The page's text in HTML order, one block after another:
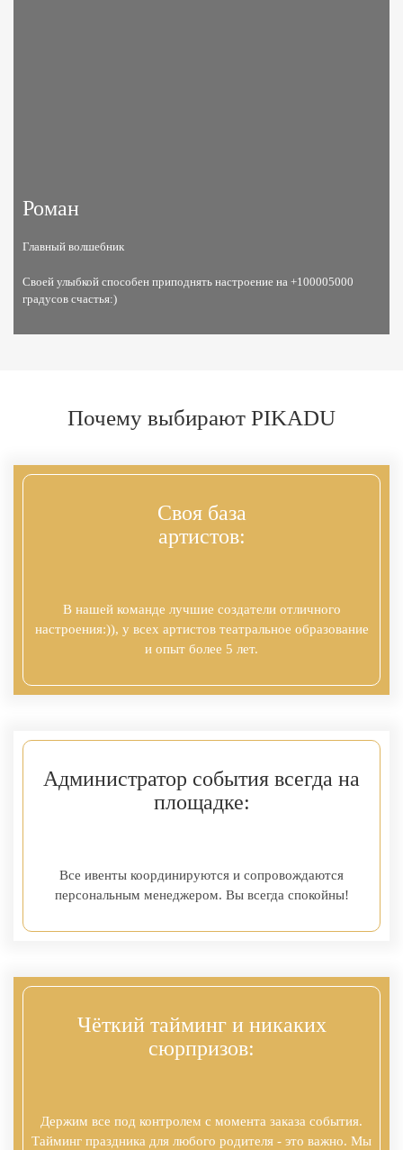
Роман
Главный волшебник
Своей улыбкой способен приподнять настроение на +100005000
градусов счастья:)
Почему выбирают PIKADU
Своя база
артистов:
В нашей команде лучшие создатели отличного
настроения:)), у всех артистов театральное образование
и опыт более 5 лет.
Администратор события всегда на
площадке:
Все ивенты координируются и сопровождаются
персональным менеджером. Вы всегда спокойны!
Чёткий тайминг и никаких
сюрпризов:
Держим все под контролем с момента заказа события.
Тайминг праздника для любого родителя - это важно. Мы